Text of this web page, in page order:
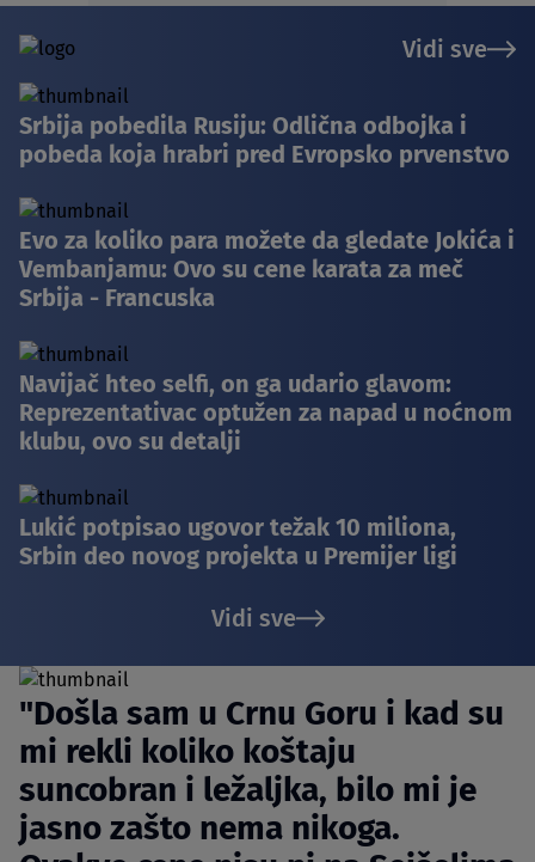
Vidi sve
Srbija pobedila Rusiju: Odlična odbojka i
pobeda koja hrabri pred Evropsko prvenstvo
Evo za koliko para možete da gledate Jokića i
Vembanjamu: Ovo su cene karata za meč
Srbija - Francuska
Navijač hteo selfi, on ga udario glavom:
Reprezentativac optužen za napad u noćnom
klubu, ovo su detalji
Lukić potpisao ugovor težak 10 miliona,
Srbin deo novog projekta u Premijer ligi
Vidi sve
"Došla sam u Crnu Goru i kad su
mi rekli koliko koštaju
suncobran i ležaljka, bilo mi je
jasno zašto nema nikoga.